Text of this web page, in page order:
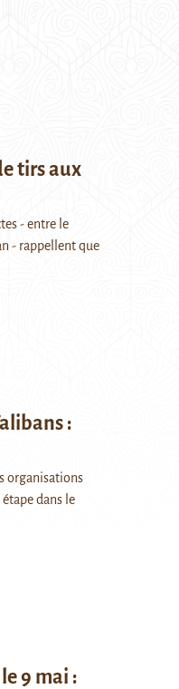
tirs aux
- entre le
- rappellent que
:
organisations
dans le
9 mai :